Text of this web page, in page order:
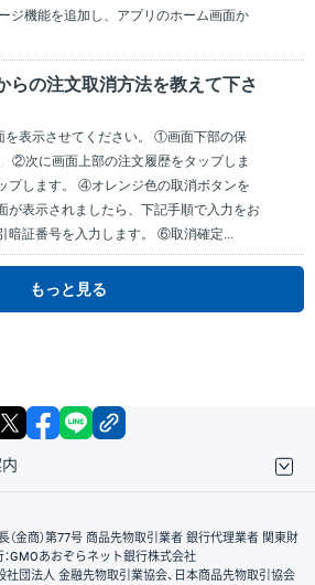
ジ機能を追加し、アプリのホーム画面か
らの注文取消方法を教えて下さ
を表示させてください。 ①画面下部の保
②次に画面上部の注文履歴をタップしま
プします。 ④オレンジ色の取消ボタンを
が表示されましたら、下記手順で入力をお
暗証番号を入力します。 ⑥取消確定...
もっと見る
X facebook
て
金商）第77号 商品先物取引業者 銀行代理業者 関東財
：GMOあおぞらネット銀行株式会社
社団法人 金融先物取引業協会、日本商品先物取引協会